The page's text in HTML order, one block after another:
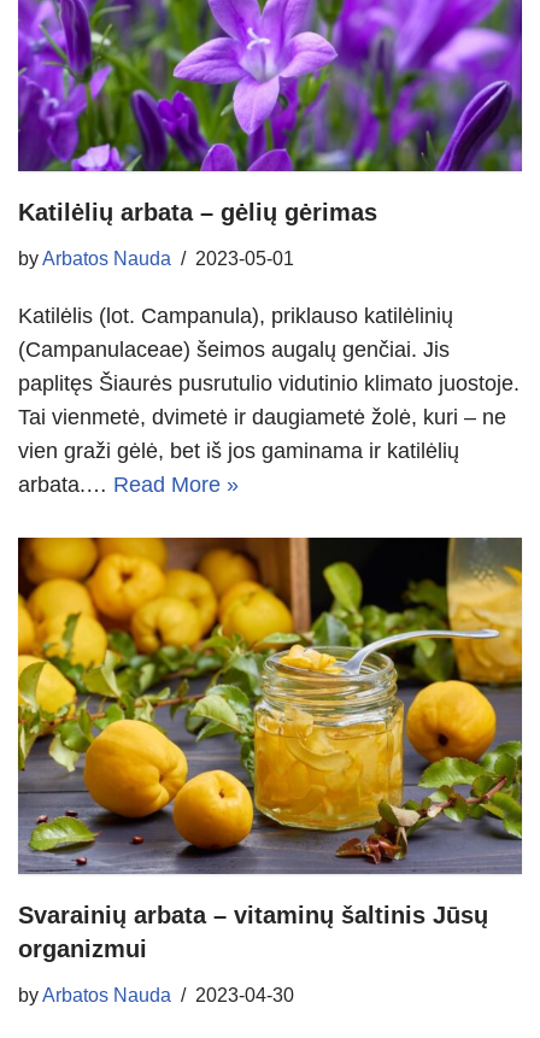
Katilėlių arbata – gėlių gėrimas
byArbatos Nauda 2023-05-01
Katilėlis (lot. Campanula), priklauso katilėlinių
(Campanulaceae) šeimos augalų genčiai. Jis
paplitęs Šiaurės pusrutulio vidutinio klimato juostoje.
Tai vienmetė, dvimetė ir daugiametė žolė, kuri – ne
vien graži gėlė, bet iš jos gaminama ir katilėlių
arbata.… Read More »
Svarainių arbata – vitaminų šaltinis Jūsų
organizmui
byArbatos Nauda 2023-04-30